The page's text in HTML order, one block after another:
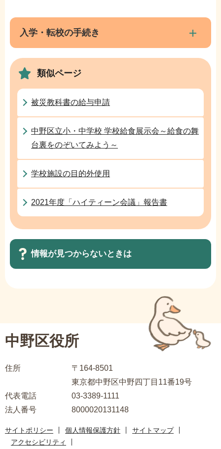
こ
ま
で
ブ
ビ
入学・転校の手続き
類似ページ
被災教科書の給与申請
中野区立小・中学校 学校給食展示会～給食の舞
台裏をのぞいてみよう～
学校施設の目的外使用
2021年度「ハイティーン会議」報告書
情報が見つからないときは
ゲ
シ
ン
こ
ま
中野区役所
住所
〒164-8501
東京都中野区中野四丁目11番19号
代表電話
03-3389-1111
法人番号
8000020131148
サイトポリシー 個人情報保護方針
サイトマップ
アクセシビリティ